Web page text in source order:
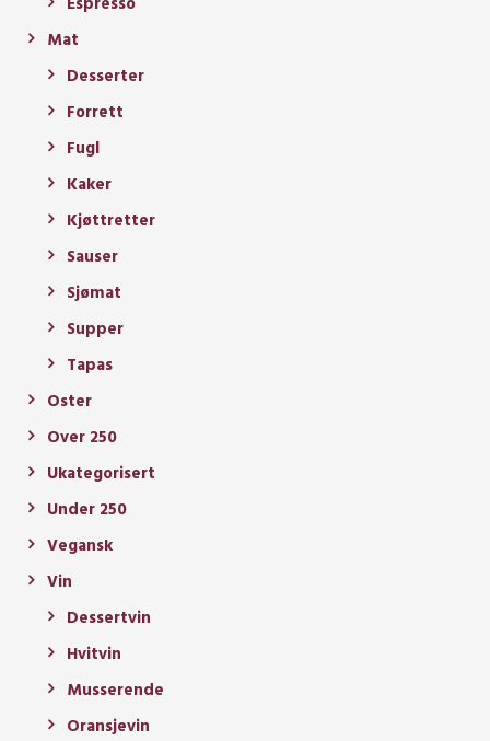
Mat
Desserter
Forrett
Fugl
Kaker
Kjøttretter
Sauser
Sjømat
Supper
Tapas
Oster
Over 250
Ukategorisert
Under 250
Vegansk
Vin
Dessertvin
Hvitvin
Musserende
Oransjevin